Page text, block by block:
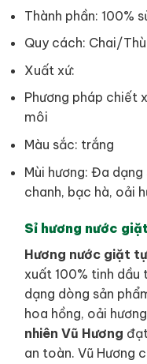
Thành phần: 100%
Quy cách: Chai/
Xuất xứ:
Phương pháp chiết
môi
Màu sắc: trắng
Mùi hương: Đa dạng
chanh, bạc hà, oải
Sỉ hương nước
Hương nước giặt
xuất 100% tinh dầu
dạng dòng sản
hoa hồng, oải
nhiên Vũ Hương
an toàn. Vũ Hương